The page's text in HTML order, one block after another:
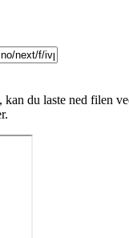
du laste ned filen